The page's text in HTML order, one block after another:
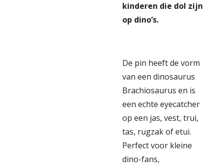
kinderen die dol zijn
op dino’s.
De pin heeft de vorm
van een dinosaurus
Brachiosaurus en is
een echte eyecatcher
op een jas, vest, trui,
tas, rugzak of etui.
Perfect voor kleine
dino-fans,